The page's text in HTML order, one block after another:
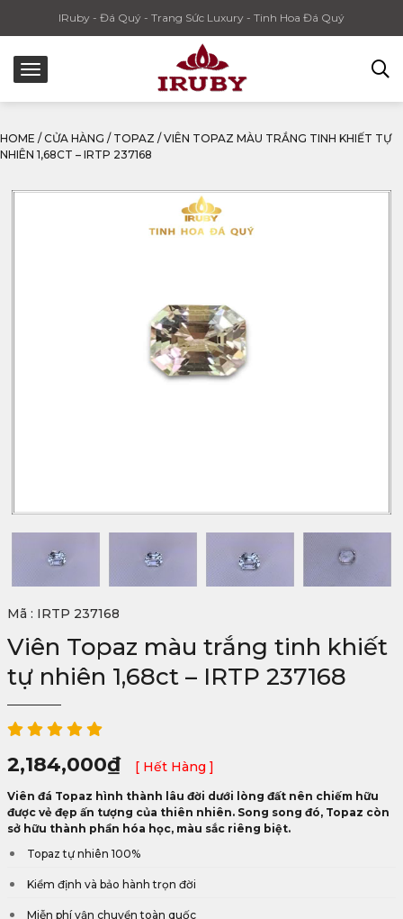
IRuby - Đá Quý - Trang Sức Luxury - Tinh Hoa Đá Quý
HOME / CỬA HÀNG / TOPAZ / VIÊN TOPAZ MÀU TRẮNG TINH KHIẾT TỰ
NHIÊN 1,68CT – IRTP 237168
Mã : IRTP 237168
Viên Topaz màu trắng tinh khiết
tự nhiên 1,68ct – IRTP 237168
2,184,000₫ [ Hết Hàng ]
Viên đá Topaz hình thành lâu đời dưới lòng đất nên chiếm hữu
được vẻ đẹp ấn tượng của thiên nhiên. Song song đó, Topaz còn
sở hữu thành phần hóa học, màu sắc riêng biệt.
Topaz tự nhiên 100%
Kiểm định và bảo hành trọn đời
Miễn phí vận chuyển toàn quốc